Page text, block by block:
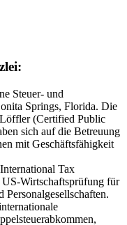
Steuer- und
Springs, Florida. Die
(Certified Public
sich auf die Betreuung
mit Geschäftsfähigkeit
Tax
US-Wirtschaftsprüfung für
Personalgesellschaften.